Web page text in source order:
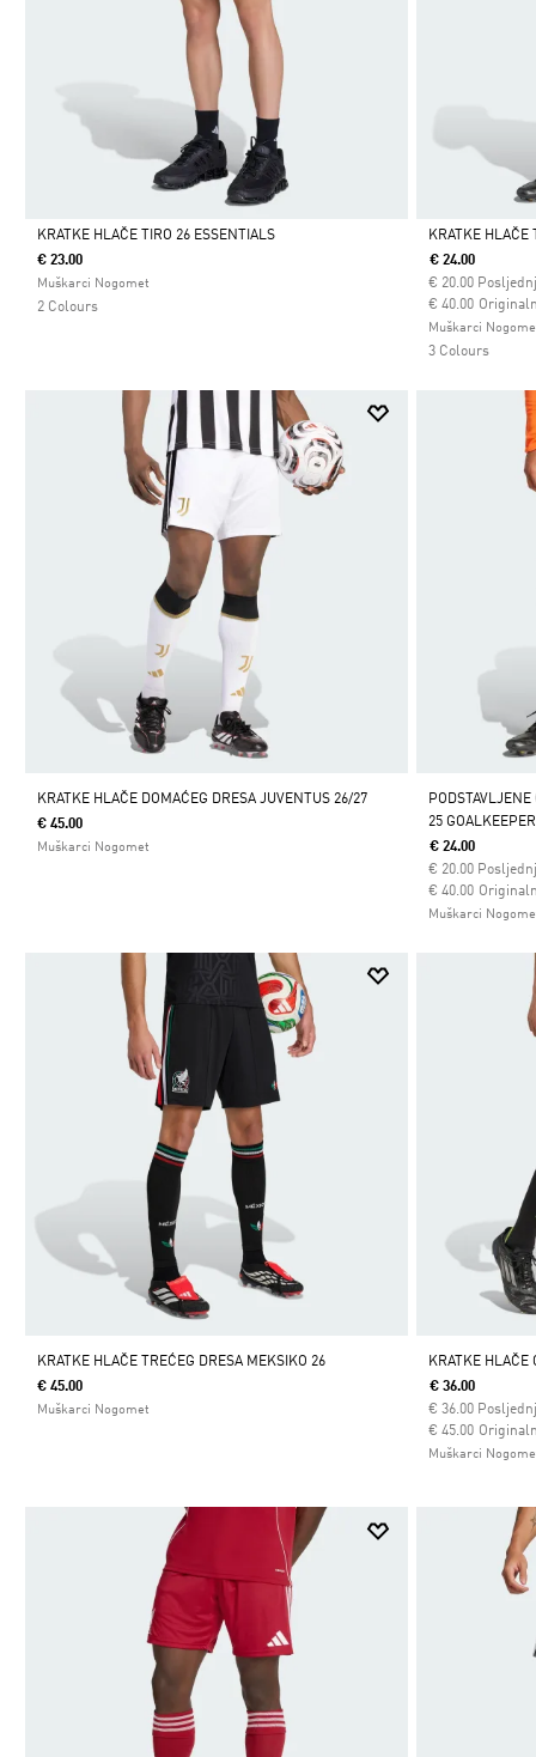
Da
KRATKE HLAČE TIRO 26 ESSENTIALS
€ 23.00
Muškarci Nogomet
2 Colours
Da
KRATKE HLAČE
€ 24.00
€ 20.00
Cijena umanjena
€ 40.00za
Muškarci
3 Colours
KRATKE HLAČE DOMAĆEG DRESA JUVENTUS 26/27
€ 45.00
Muškarci Nogomet
25 GOALKEEPER
€ 24.00
€ 20.00
Cijena umanjena
€ 40.00za
Muškarci
KRATKE HLAČE TREĆEG DRESA MEKSIKO 26
€ 45.00
Muškarci Nogomet
KRATKE HLAČE
€ 36.00
€ 36.00
Cijena umanjena
€ 45.00za
Muškarci